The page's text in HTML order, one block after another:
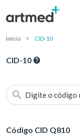
Início CID-10
CID-10
Digite o código
Código CID Q810